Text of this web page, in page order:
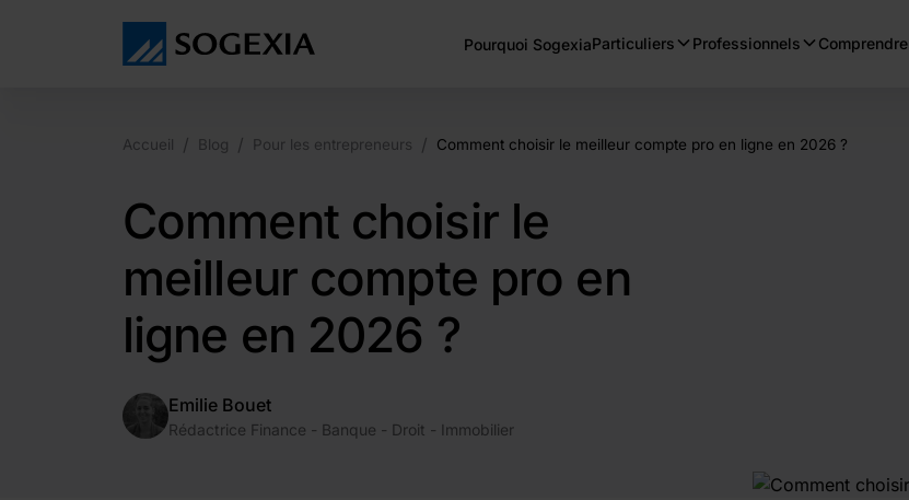
Pourquoi SogexiaParticuliers Professionnels Comprendre
Accueil / Blog / Pour les entrepreneurs / Comment choisir le meilleur compte pro en ligne en 2026 ?
Comment choisir le
meilleur compte pro en
ligne en 2026 ?
Emilie Bouet
Rédactrice Finance - Banque - Droit - Immobilier